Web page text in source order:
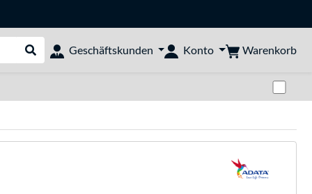
Suche durchführen
Geschäftskunden Konto Warenkorb